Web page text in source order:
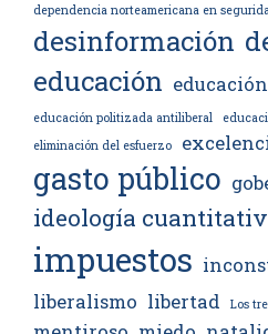
dependencia norteamericana en
desinformación
educación
educación politizada antiliberal
eliminación del esfuerzo
gasto público
ideología
impuestos
liberalismo libertad Los